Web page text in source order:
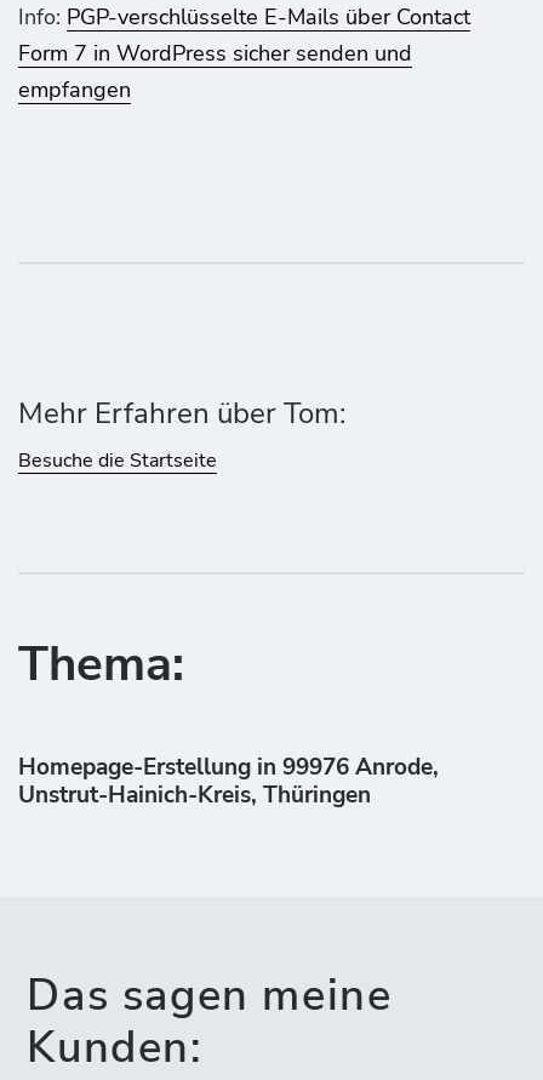
Info: PGP-verschlüsselte E-Mails über Contact
Form 7 in WordPress sicher senden und
empfangen
Mehr Erfahren über Tom:
Besuche die Startseite
Thema:
Homepage-Erstellung in 99976 Anrode,
Unstrut-Hainich-Kreis, Thüringen
Das sagen meine
Kunden: